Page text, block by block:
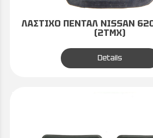
ΛΑΣΤΙΧΟ ΠΕΝΤΑΛ NISSAN
(2ΤΜΧ)
Details